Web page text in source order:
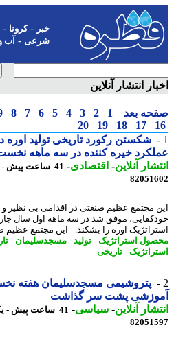
-کرونا-
شرعی-آب و هوا
انتشار آنلاین
بعد 1
2
3
4
5
6
7
8
9
17
18
19
20
شکستن رکورد تاریخی تولید اوره
خیره کننده در سه ماهه نخست سال
آنلاین-اقتصادی-41 ساعت پیش - یکشنبه 18 مرداد 1405، 05:26
مجتمع عظیم صنعتی در اقدامی بی نظیر و در
موفق شد در سه ماهه اول سال جاری،
اوره را بشکند. - این مجتمع عظیم
استراتژیک-تولید-مسجدسلیمان-تاریخ-
-تاریخی
پشت سر گذاشت
آنلاین-سیاسی-41 ساعت پیش - یکشنبه 18 مرداد 1405، 05:21